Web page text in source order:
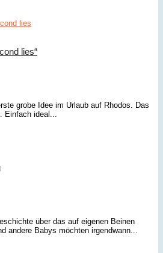
lies“
grobe Idee im Urlaub auf Rhodos. Das
Einfach ideal...
über das auf eigenen Beinen
andere Babys möchten irgendwann...